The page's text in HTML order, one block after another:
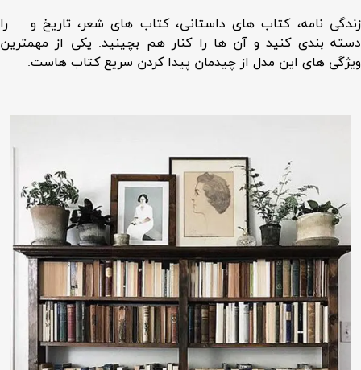
زندگی نامه، کتاب های داستانی، کتاب های شعر، تاریخ و … را
دسته بندی کنید و آن ها را کنار هم بچینید. یکی از مهمترین
ویژگی های این مدل از چیدمان پیدا کردن سریع کتاب هاست.